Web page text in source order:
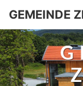
GEMEINDE